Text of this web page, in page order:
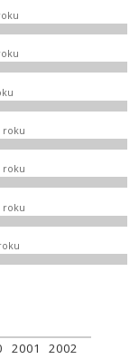
roku
roku
roku
2001
2002